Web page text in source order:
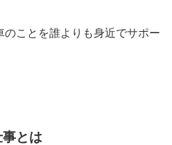
ことを誰よりも身近でサポー
とは